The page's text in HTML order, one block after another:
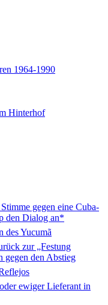
1964-1990
Hinterhof
gegen eine Cuba-
den Dialog an*
des Yucumã
zur „Festung
den Abstieg
ewiger Lieferant in